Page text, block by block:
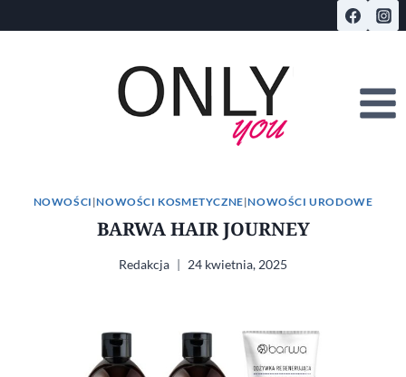
do
NOWOŚCI |NOWOŚCI KOSMETYCZNE|NOWOŚCI URODOWE
BARWA HAIR JOURNEY
Redakcja 24 kwietnia, 2025